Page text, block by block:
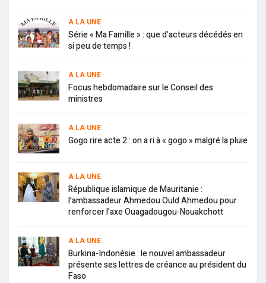
A LA UNE
Série « Ma Famille » : que d’acteurs décédés en
si peu de temps !
A LA UNE
Focus hebdomadaire sur le Conseil des
ministres
A LA UNE
Gogo rire acte 2 : on a ri à « gogo » malgré la pluie
A LA UNE
République islamique de Mauritanie :
l’ambassadeur Ahmedou Ould Ahmedou pour
renforcer l’axe Ouagadougou-Nouakchott
A LA UNE
Burkina-Indonésie : le nouvel ambassadeur
présente ses lettres de créance au président du
Faso